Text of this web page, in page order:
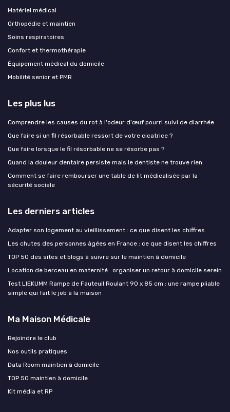
Matériel médical
Orthopédie et maintien
Soins respiratoires
Confort et thermothérapie
Équipement médical du domicile
Mobilité senior et PMR
Les plus lus
Comprendre les causes du rot à l'odeur d'œuf pourri suivi de diarrhée
Que faire si un fil résorbable ressort de votre cicatrice ?
Que faire lorsque le fil résorbable ne se résorbe pas ?
Quand la douleur dentaire persiste mais le dentiste ne trouve rien
Comment se faire rembourser une table de lit médicalisée par la
sécurité sociale
Les derniers articles
Adapter son logement au vieillissement : ce que disent les chiffres
Les chutes des personnes âgées en France : ce que disent les chiffres
TOP 50 des sites et blogs à suivre sur le maintien à domicile
Location de berceau en maternité : organiser un retour à domicile serein
Test LIEKUMM Rampe de Fauteuil Roulant 90 x 85 cm : une rampe pliable
simple qui fait le job à la maison
Ma Maison Médicale
Rejoindre le club
Nos outils pratiques
Data Room maintien à domicile
TOP 50 maintien à domicile
Kit média et RP